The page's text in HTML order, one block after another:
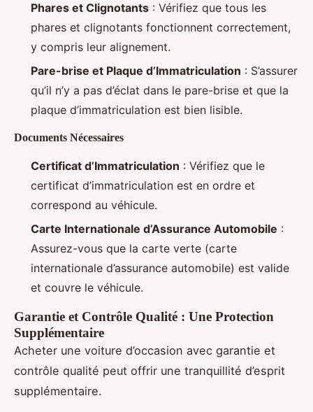
Phares et Clignotants : Vérifiez que tous les
phares et clignotants fonctionnent correctement,
y compris leur alignement.
Pare-brise et Plaque d’Immatriculation : S’assurer
qu’il n’y a pas d’éclat dans le pare-brise et que la
plaque d’immatriculation est bien lisible.
Documents Nécessaires
Certificat d’Immatriculation : Vérifiez que le
certificat d’immatriculation est en ordre et
correspond au véhicule.
Carte Internationale d’Assurance Automobile :
Assurez-vous que la carte verte (carte
internationale d’assurance automobile) est valide
et couvre le véhicule.
Garantie et Contrôle Qualité : Une Protection
Supplémentaire
Acheter une voiture d’occasion avec garantie et
contrôle qualité peut offrir une tranquillité d’esprit
supplémentaire.